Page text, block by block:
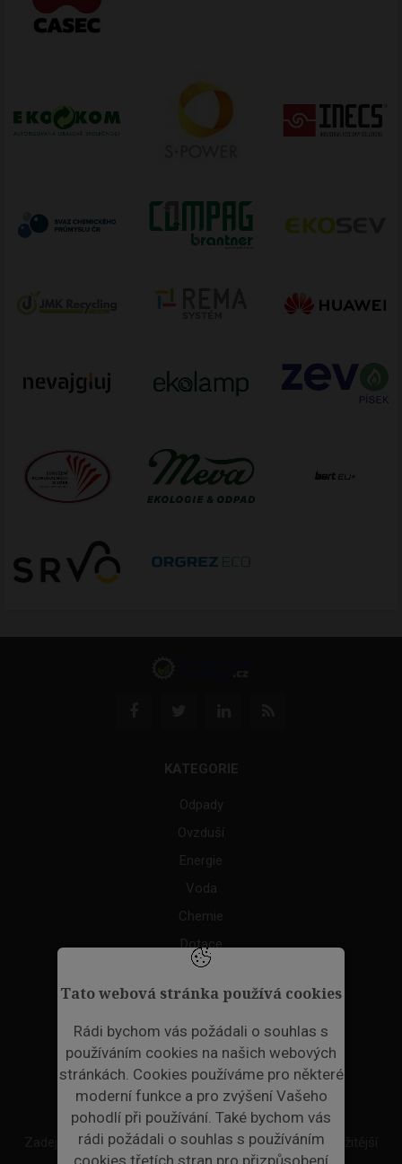
Tato webová stránka používá cookies
Rádi bychom vás požádali o souhlas s
používáním cookies na našich webových
stránkách. Cookies používáme pro některé
moderní funkce a pro zvýšení Vašeho
pohodlí při používání. Také bychom vás
rádi požádali o souhlas s používáním
cookies třetích stran pro přizpůsobení
KATEGORIE
Odpady
Ovzduší
Energie
Voda
Chemie
Dotace
Akce
ODPADNÍ PLASTY
NEWSLETTER
Zadejte váš email a my Vám budeme zasílat ty nejdůležitější